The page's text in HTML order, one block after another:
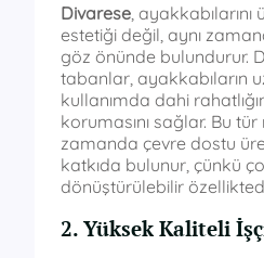
Divarese ,
estetiği değil, aynı
göz önünde bulundurur.
tabanlar, ayakkabıların
kullanımda dahi
korumasını sağlar. Bu
zamanda çevre dostu
katkıda bulunur, çünkü
dönüştürülebilir
2. Yüksek Kaliteli